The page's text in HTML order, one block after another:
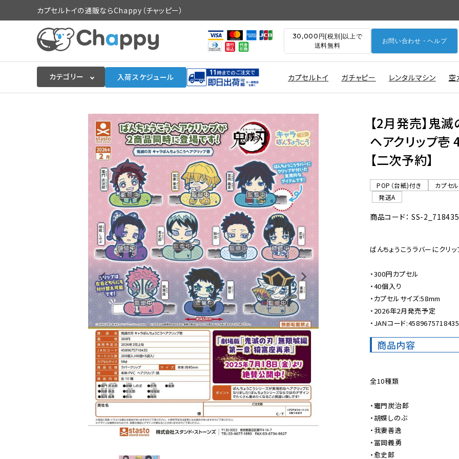
カプセルトイの通販ならChappy（チャッピー）
30,000円(税別)以上で
送料無料
お問い合わせ・ヘルプ
カテゴリー 入荷スケジュール カプセルトイ ガチャピー レンタルマシン 空
入荷スケジュールをチェック
カプセルトイマシン本体
販促用カプセルトイ
よくあるご質問
ご利用ガイド
06-6282-7659
【2月発売】鬼
ヘアクリップ
【二次予約】
POP（台紙)付き
カプセ
発送A
商品コード： SS-2_718435
ばんちょうこうラバーにクリ
・300円カプセル
・40個入り
・カプセルサイズ:58mm
・2026年2月発売予定
・JANコード:4589675718435
商品内容
全10種類
・竈門炭治郎
・胡蝶しのぶ
・我妻善逸
・冨岡義勇
・愈史郎